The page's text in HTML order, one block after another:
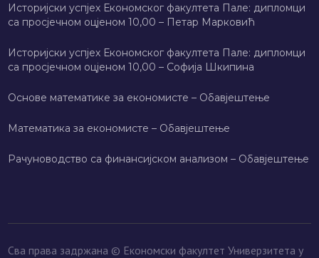
Историјски успјех Економског факултета Пале: дипломци
са просјечном оцјеном 10,00 – Петар Марковић
Историјски успјех Економског факултета Пале: дипломци
са просјечном оцјеном 10,00 – Софија Шкипина
Основе математике за економисте – Обавјештење
Математика за економисте – Обавјештење
Рачуноводство са финансијском анализом – Обавјештење
Сва права задржана © Економски факултет Универзитета у